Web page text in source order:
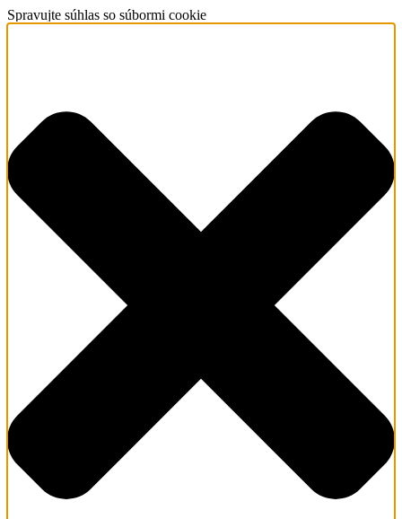
Spravujte súhlas so súbormi cookie